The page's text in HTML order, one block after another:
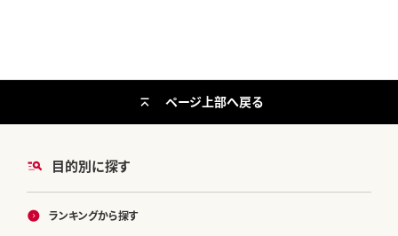
目的別に探す
ランキングから探す
ページ上部へ戻る